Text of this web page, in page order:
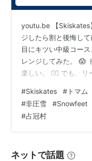
youtu.be 【Skiskates
ジしたら割と後悔し
目にキツい中級コー
レンジしてみた。 😱
楽しい。 👍🏻 でも、
確認されてない
回ってるみたい。 購
https://
#Skiskates # トマム
#非圧雪 #Snowfeet
#占冠村
ネットで話題